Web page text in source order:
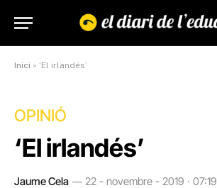
Inici » ‘El irlandés’
OPINIÓ
‘El irlandés’
Jaume Cela 22 - novembre - 2019 · 07:19